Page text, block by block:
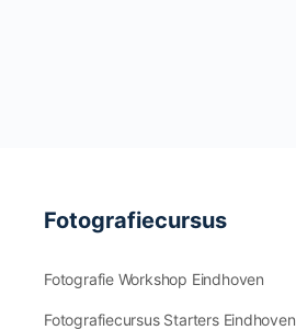
Fotografiecursus
Fotografie Workshop Eindhoven
Fotografiecursus Starters Eindhoven